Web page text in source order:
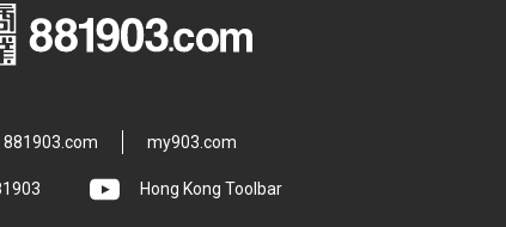
881903.com my903.com
Hong Kong Toolbar